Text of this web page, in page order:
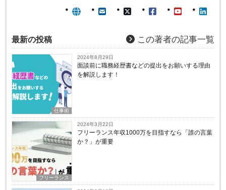
最新の投稿 この著者の記事一覧
仕事術
2024年8月29日
面談前に職務経歴書などの提出をお願いする理由
を解説します！
フリーランス
2024年3月22日
フリーランス年収1000万を目指すなら「誰の言葉
か？」が重要